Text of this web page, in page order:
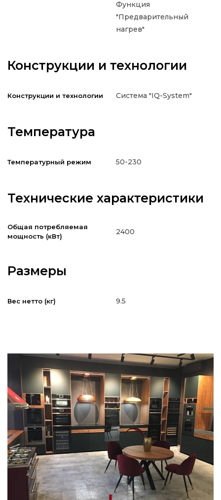
Функция
"Предварительный
нагрев"
Конструкции и технологии
Конструкции и технологии Система "IQ-System"
Температура
Температурный режим 50-230
Технические характеристики
Общая потребляемая
мощность (кВт)
2400
Размеры
Вес нетто (кг) 9.5